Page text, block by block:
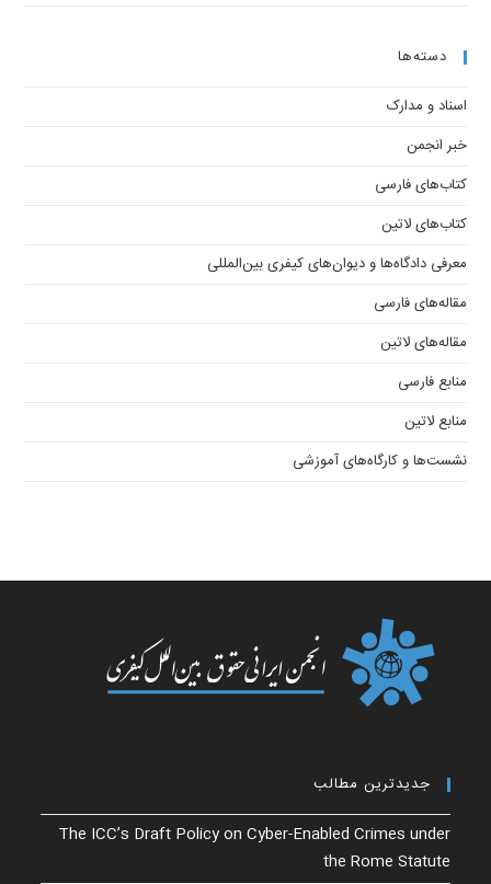
دسته‌ها
اسناد و مدارک
خبر انجمن
کتاب‌های فارسی
کتاب‌های لاتین
معرفی دادگاه‌ها و دیوان‌های کیفری ‌بین‌المللی
مقاله‌های فارسی
مقاله‌های لاتین
منابع فارسی
منابع لاتین
نشست‌ها و کارگاه‌های آموزشی
جدیدترین مطالب
The ICC’s Draft Policy on Cyber-Enabled Crimes under
the Rome Statute